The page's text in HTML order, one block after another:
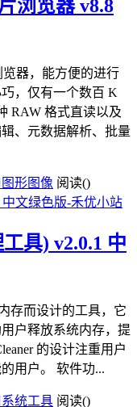
浏览器 v8.8
器，能方便的进行
，仅有一个数百 K
RAW 格式直读以及
、元数据解析、批量
图形图像 阅读()
具) v2.0.1 中
存而设计的工具，它
户释放系统内存，提
的设计注重用户
用户。 软件功...
系统工具 阅读()